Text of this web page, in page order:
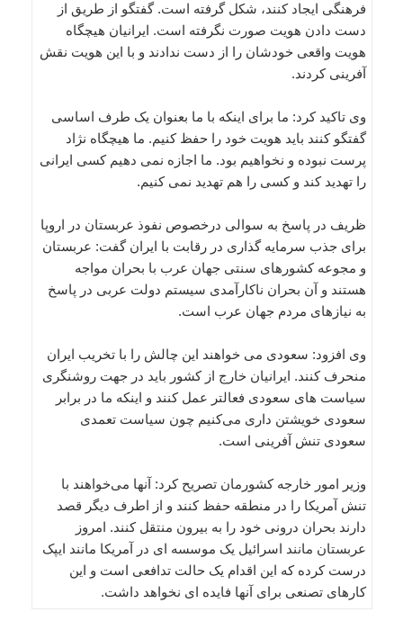
فرهنگی ایجاد کنند، شکل گرفته است. گفتگو از طریق از
دست دادن هویت صورت نگرفته است. ایرانیان هیچگاه
هویت واقعی خودشان را از دست ندادند و با این هویت نقش
آفرینی کردند.
وی تاکید کرد: ما برای اینکه با ما بعنوان یک طرف اساسی
گفتگو کنند باید هویت خود را حفظ کنیم. ما هیچگاه نژاد
پرست نبوده و نخواهیم بود. ما اجازه نمی دهیم کسی ایرانی
را تهدید کند و کسی را هم تهدید نمی کنیم.
ظریف در پاسخ به سوالی درخصوص نفوذ عربستان در اروپا
برای جذب سرمایه گذاری در رقابت با ایران گفت: عربستان
و مجوعه کشورهای سنتی جهان عرب با بحران مواجه
هستند و آن بحران ناکارآمدی سیستم دولت عربی در پاسخ
به نیازهای مردم جهان عرب است.
وی افزود: سعودی می خواهند این چالش را با تخریب ایران
منحرف کنند. ایرانیان خارج از کشور باید در جهت روشنگری
سیاست های سعودی فعالتر عمل کنند و اینکه ما در برابر
سعودی خویشتن داری می‌کنیم چون سیاست تعمدی
سعودی تنش آفرینی است.
وزیر امور خارجه کشورمان تصریح کرد: آنها می‌خواهند با
تنش آمریکا را در منطقه حفظ کنند و از اطرف دیگر قصد
دارند بحران درونی خود را به بیرون منتقل کنند. امروز
عربستان مانند اسرائیل یک موسسه ای در آمریکا مانند ایپک
درست کرده که این اقدام یک حالت تدافعی است و این
کارهای تصنعی برای آنها فایده ای نخواهد داشت.